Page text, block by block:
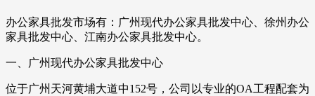
办公家具批发市场有：广州现代办公家具批发中心、徐州办公
家具批发中心、江南办公家具批发中心。
一、广州现代办公家具批发中心
位于广州天河黄埔大道中152号，公司以专业的OA工程配套为